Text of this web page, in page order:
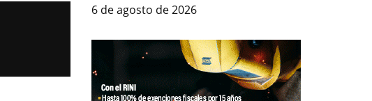
6 de agosto de 2026